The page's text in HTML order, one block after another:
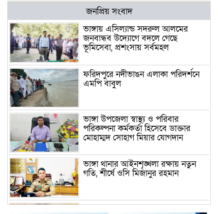
জনপ্রিয় সংবাদ
ভাঙ্গায় এসিল্যান্ড সদরুল আলমের
জনবান্ধব উদ্যোগে বদলে গেছে
ভূমিসেবা, প্রশংসায় সর্বমহল
ফরিদপুরে নদীভাঙন এলাকা পরিদর্শনে
এমপি বাবুল
ভাঙ্গা উপজেলা স্বাস্থ্য ও পরিবার
পরিকল্পনা কর্মকর্তা হিসেবে ডাক্তার
মোহাম্মদ সোহাগ মিয়ার যোগদান
ভাঙ্গা থানার আইনশৃঙ্খলা রক্ষায় নতুন
গতি, শীর্ষে ওসি মিজানুর রহমান
ময়মনসিংহের অতিরিক্ত জেলা প্রশাসক